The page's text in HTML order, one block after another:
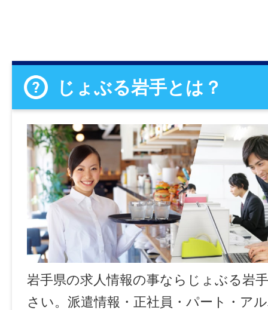
じょぶる岩手とは？
岩手県の求人情報の事ならじょぶる岩
さい。派遣情報・正社員・パート・ア